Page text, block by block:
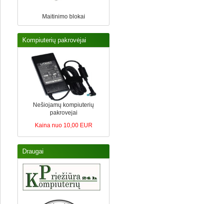
Maitinimo blokai
Kompiuterių pakrovėjai
Nešiojamų kompiuterių
pakrovejai
Kaina nuo 10,00 EUR
Draugai